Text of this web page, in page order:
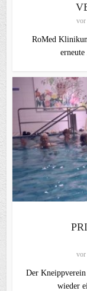
vor
RoMed
vor
Der
wieder